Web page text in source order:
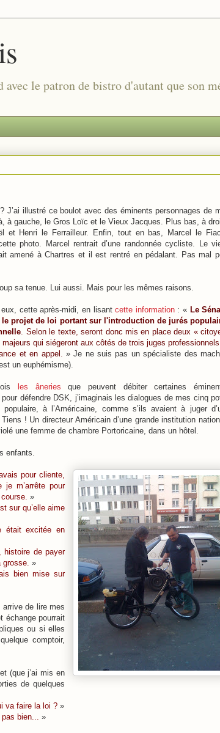
le patron de bistro d'autant que son
J’ai illustré ce boulot avec des éminents personnages de
à gauche, le Gros Loïc et le Vieux Jacques. Plus bas, à
et Henri le Ferrailleur. Enfin, tout en bas, Marcel le
photo. Marcel rentrait d’une randonnée cycliste. Le
amené à Chartres et il est rentré en pédalant. Pas mal
sa tenue. Lui aussi. Mais pour les mêmes raisons.
cette après-midi, en lisantcette information: « Le
le projet de loi portant sur l'introduction de jurés
. Selon le texte, seront donc mis en place deux «
qui siégeront aux côtés de trois juges
et en appel. » Je ne suis pas un spécialiste des
un euphémisme).
les âneries que peuvent débiter certaines
défendre DSK, j’imaginais les dialogues de mes cinq
à l’Américaine, comme s’ils avaient à juger
! Un directeur Américain d’une grande institution
une femme de chambre Portoricaine, dans un hôtel.
enfants.
pour cliente,
je m’arrête pour
»
sur qu’elle aime
était excitée en
de payer
»
bien mise sur
de lire mes
échange pourrait
ou si elles
comptoir,
(que j’ai mis en
de quelques
va faire la loi ? »
bien...
»